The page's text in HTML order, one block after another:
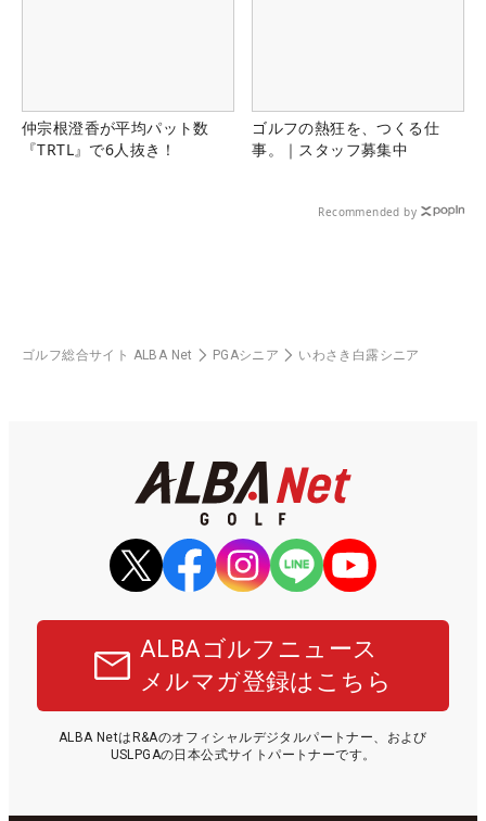
仲宗根澄香が平均パット数
『TRTL』で6人抜き！
ゴルフの熱狂を、つくる仕
事。｜スタッフ募集中
Recommended by
ゴルフ総合サイト ALBA Net PGAシニア いわさき白露シニア
ALBAゴルフニュース
メルマガ登録はこちら
ALBA NetはR&Aのオフィシャルデジタルパートナー、および
USLPGAの日本公式サイトパートナーです。